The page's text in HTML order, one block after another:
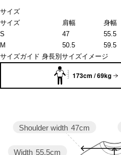
サイズ
サイズ
肩幅 身幅
S
47 55.5
M
50.5 59.5
サイズガイド 身長別サイズイメージ
173cm / 69kg
Width 55.5cm
Shoulder width 47cm